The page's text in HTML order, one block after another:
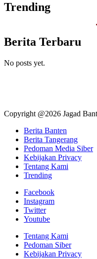
Trending
Berita Terbaru
No posts yet.
Copyright @2026 Jagad
Berita Banten
Berita Tangerang
Pedoman Media Siber
Kebijakan Privacy
Tentang Kami
Trending
Facebook
Instagram
Twitter
Youtube
Tentang Kami
Pedoman Siber
Kebijakan Privacy